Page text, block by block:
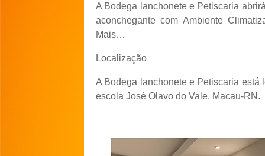
A Bodega lanchonete e Petiscaria
aconchegante com Ambiente
Mais…
Localização
A Bodega lanchonete e Petiscaria está
escola José Olavo do Vale, Macau-RN.